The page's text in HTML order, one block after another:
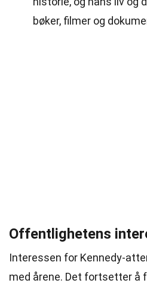
bøker, filmer og
Offentlighetens
Interessen for Kennedy-
med årene. Det fortsetter å